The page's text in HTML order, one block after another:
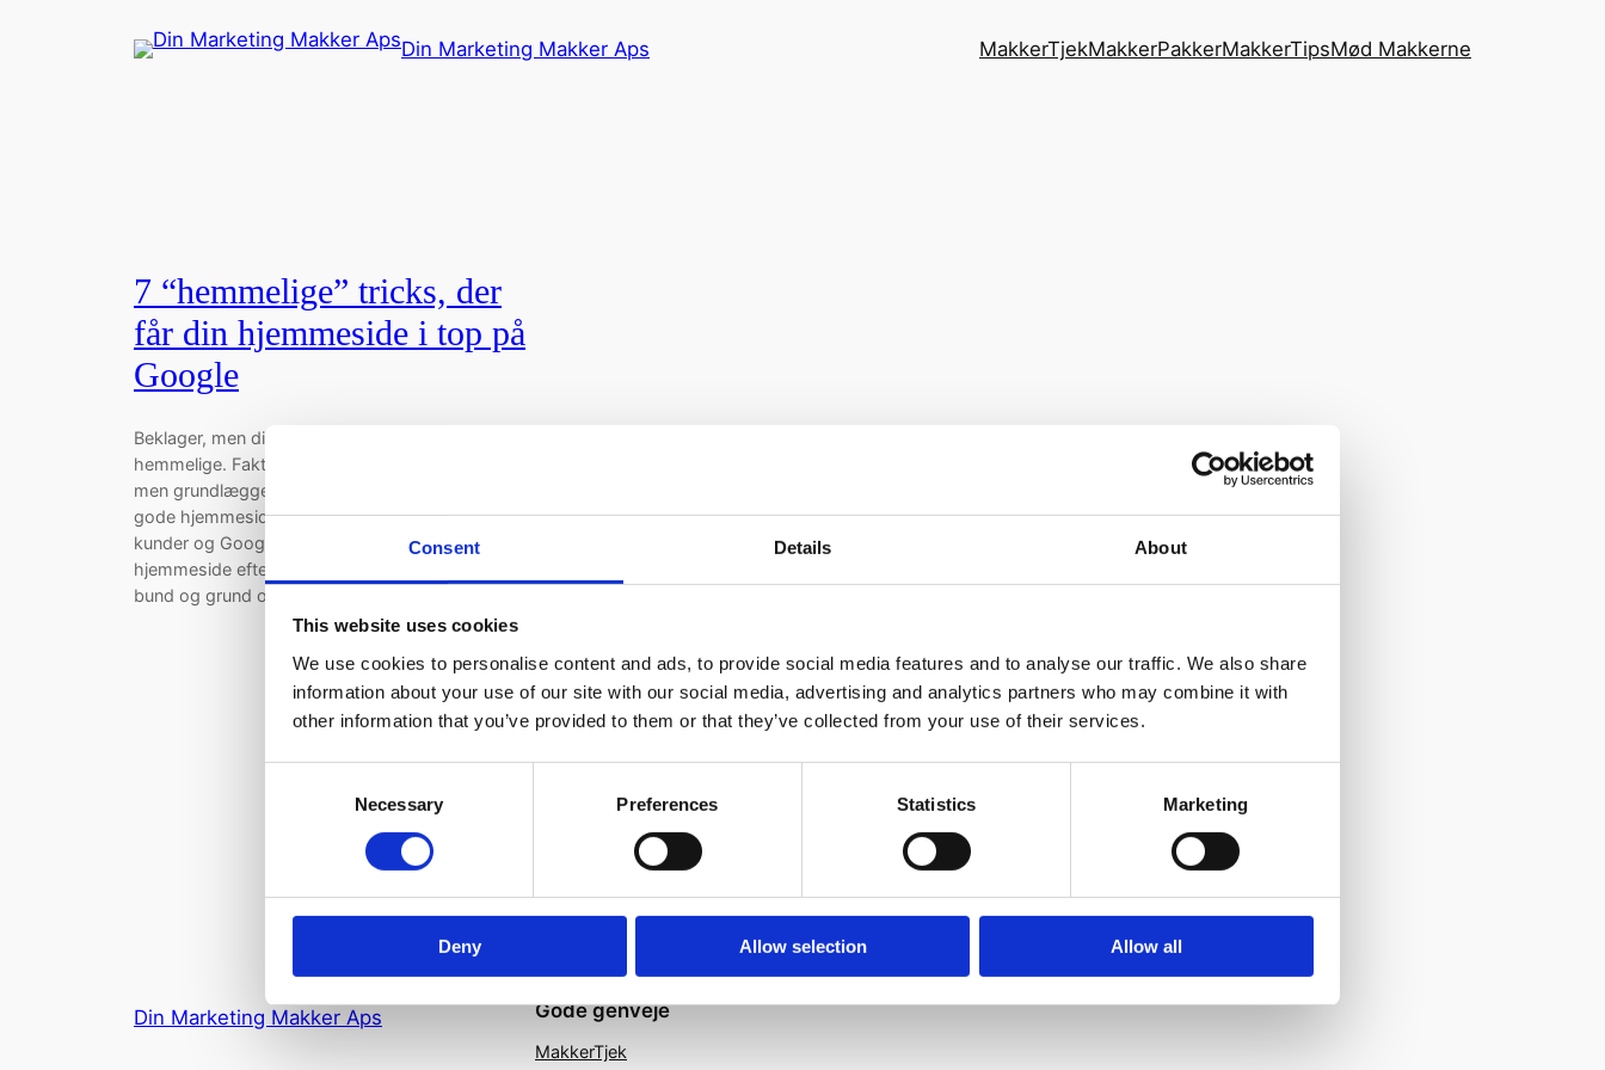
Consent Details About
This website uses cookies
We use cookies to personalise content and ads, to provide social media features and to analyse our traffic. We also share
information about your use of our site with our social media, advertising and analytics partners who may combine it with
other information that you’ve provided to them or that they’ve collected from your use of their services.
Necessary Preferences Statistics Marketing
Deny Allow selection Allow all
Din Marketing Makker Aps MakkerTjekMakkerPakkerMakkerTipsMød Makkerne
7 “hemmelige” tricks, der
får din hjemmeside i top på
Google
Beklager, men disse syv tricks er overhovedet ikke
hemmelige. Faktisk er de heller ikke bare “tricks”,
men grundlæggende og evigtgyldige principper for
gode hjemmesider – og sådan nogle kan både dine
kunder og Google godt lide. For at optimere din
hjemmeside efter Googles standarder handler det i
bund og grund om at lave indhold, som…
Din Marketing Makker Aps Gode genveje
MakkerTjek